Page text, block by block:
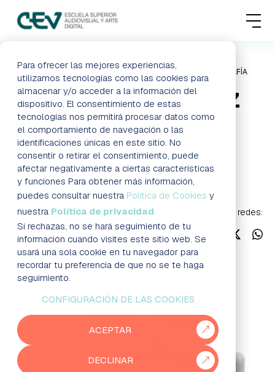
Para ofrecer las mejores experiencias,
utilizamos tecnologías como las cookies para
almacenar y/o acceder a la información del
dispositivo. El consentimiento de estas
tecnologías nos permitirá procesar datos como
el comportamiento de navegación o las
identificaciones únicas en este sitio. No
consentir o retirar el consentimiento, puede
afectar negativamente a ciertas características
y funciones Para obtener más información,
puedes consultar nuestra Política de Cookies y
nuestra Política de privacidad
Si rechazas, no se hará seguimiento de tu
información cuando visites este sitio web. Se
usará una sola cookie en tu navegador para
recordar tu preferencia de que no se te haga
seguimiento.
CONFIGURACIÓN DE LAS COOKIES
ACEPTAR
DECLINAR
MENU
FORMACIONES
ADMISIONES
ACTUALIDAD
ESCUELA
CONTACTO
RESERVAR PLAZA VISITAR ESCUELA
BLOG
EMPRESAS
PARTNERS
931 76 23 43
DIRECCIÓN DE LA LUZ
EN LA FOTOGRAFÍA
DIRECCIÓN DE LA LUZ EN LA FOTOGRAFÍA
Blog
Síguenos en redes: